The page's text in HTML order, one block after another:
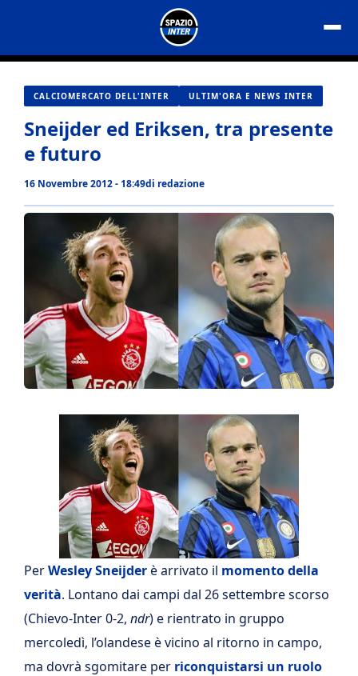
contenuto
CALCIOMERCATO DELL'INTER ULTIM'ORA E NEWS INTER
Sneijder ed Eriksen, tra presente
e futuro
16 Novembre 2012 - 18:49di redazione
PerWesley Sneijderè arrivato il momento della
verità. Lontano dai campi dal 26 settembre scorso
(Chievo-Inter 0-2, ndr) e rientrato in gruppo
mercoledì, l’olandese è vicino al ritorno in campo,
ma dovrà sgomitare per riconquistarsi un ruolo